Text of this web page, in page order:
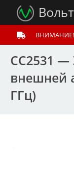
CC2531
внешней
ГГц)